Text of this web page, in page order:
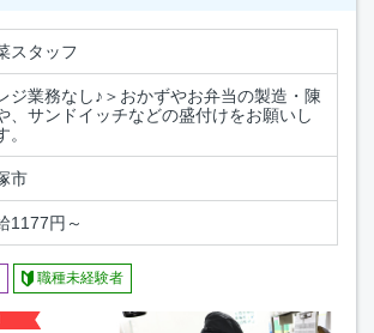
スタッフ
ジ業務なし♪＞おかずやお弁当の製造・陳
、サンドイッチなどの盛付けをお願いし
。
市
1177円～
職種未経験者